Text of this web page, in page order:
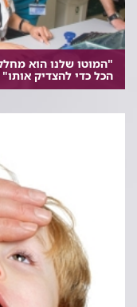
"המוטו שלנו הוא
הכל כדי להצדיק אותו"